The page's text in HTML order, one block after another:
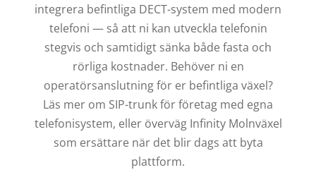
integrera befintliga DECT-system med modern
telefoni — så att ni kan utveckla telefonin
stegvis och samtidigt sänka både fasta och
rörliga kostnader. Behöver ni en
operatörsanslutning för er befintliga växel?
Läs mer om SIP-trunk för företag med egna
telefonisystem, eller överväg Infinity Molnväxel
som ersättare när det blir dags att byta
plattform.